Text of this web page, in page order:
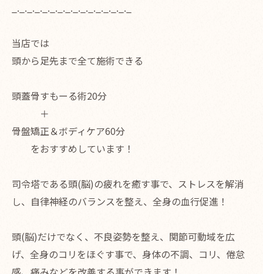
_._._._._._._._._._._._._._._._
当店では
頭から足先まで全て施術できる
頭蓋骨すもーる術20分
＋
骨盤矯正＆ボディケア60分
をおすすめしています！
司令塔である頭(脳)の疲れを癒す事で、ストレスを解消
し、自律神経のバランスを整え、全身の血行促進！
頭(脳)だけでなく、不良姿勢を整え、関節可動域を広
げ、全身のコリをほぐす事で、身体の不調、コリ、倦怠